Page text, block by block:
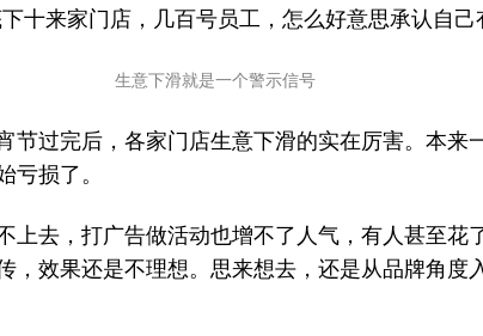
十来家门店，几百号员工，怎么好意思承认自己
生意下滑就是一个警示信号
节过完后，各家门店生意下滑的实在厉害。本来
亏损了。
上去，打广告做活动也增不了人气，有人甚至花
，效果还是不理想。思来想去，还是从品牌角度